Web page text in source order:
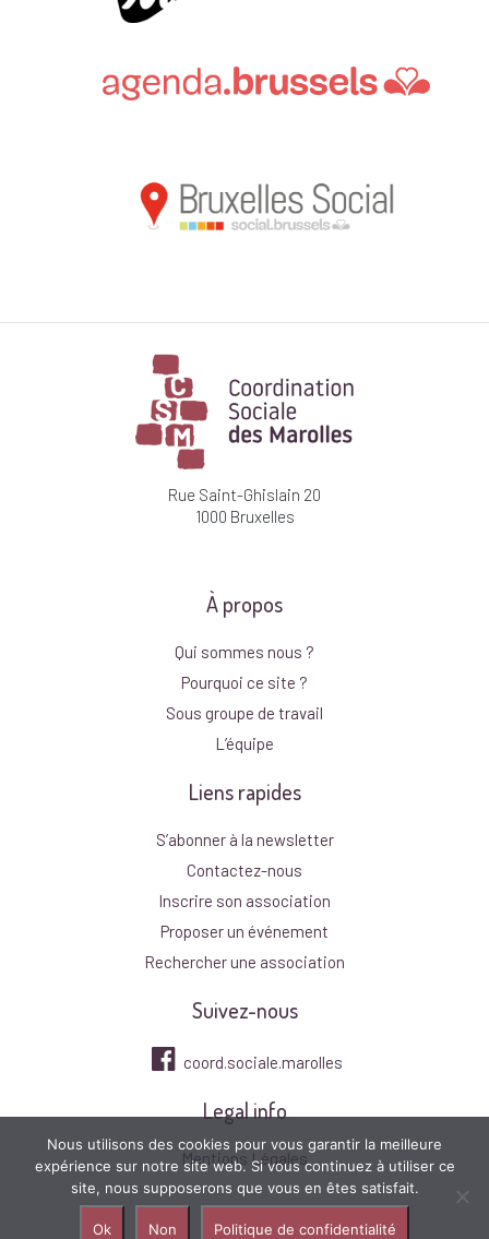
Rue Saint-Ghislain 20
1000 Bruxelles
À propos
Qui sommes nous ?
Pourquoi ce site ?
Sous groupe de travail
L’équipe
Liens rapides
S’abonner à la newsletter
Contactez-nous
Inscrire son association
Proposer un événement
Rechercher une association
Suivez-nous
coord.sociale.marolles
Legal info
Mentions Légales
Nous utilisons des cookies pour vous garantir la meilleure
expérience sur notre site web. Si vous continuez à utiliser ce
site, nous supposerons que vous en êtes satisfait.
Ok Non Politique de confidentialité